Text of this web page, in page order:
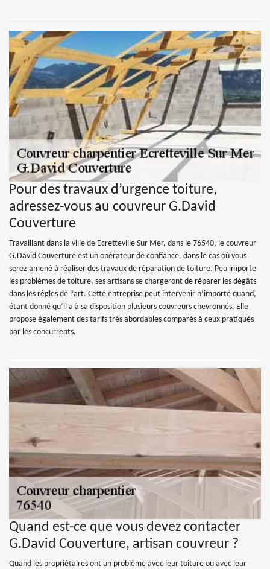
Pour des travaux d’urgence toiture,
adressez-vous au couvreur G.David
Couverture
Travaillant dans la ville de Ecretteville Sur Mer, dans le 76540, le couvreur
G.David Couverture est un opérateur de confiance, dans le cas où vous
serez amené à réaliser des travaux de réparation de toiture. Peu importe
les problèmes de toiture, ses artisans se chargeront de réparer les dégâts
dans les règles de l’art. Cette entreprise peut intervenir n’importe quand,
étant donné qu’il a à sa disposition plusieurs couvreurs chevronnés. Elle
propose également des tarifs très abordables comparés à ceux pratiqués
par les concurrents.
Quand est-ce que vous devez contacter
G.David Couverture, artisan couvreur ?
Quand les propriétaires ont un problème avec leur toiture ou avec leur